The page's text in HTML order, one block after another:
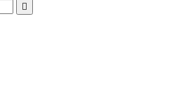
